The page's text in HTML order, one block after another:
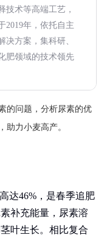
技术等高端工艺，
2019年，依托自主
决方案，集科研、
肥领域的技术领先
的问题，分析尿素的优
助力小麦高产。
达46%，是春季追肥
补充能量，尿素溶
叶生长。相比复合